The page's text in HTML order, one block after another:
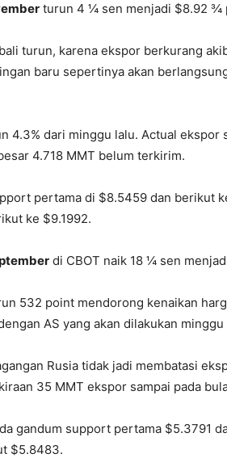
turun 4 ¼ sen menjadi $8.92 ¾
turun, karena ekspor berkurang
baru sepertinya akan
4.3% dari minggu lalu. Actual ekspor
4.718 MMT belum terkirim.
pertama di $8.5459 dan berikut
ke $9.1992.
di CBOT naik 18 ¼ sen
532 point mendorong kenaikan
AS yang akan dilakukan minggu
Rusia tidak jadi membatasi
35 MMT ekspor sampai pada
gandum support pertama $5.3791
$5.8483.